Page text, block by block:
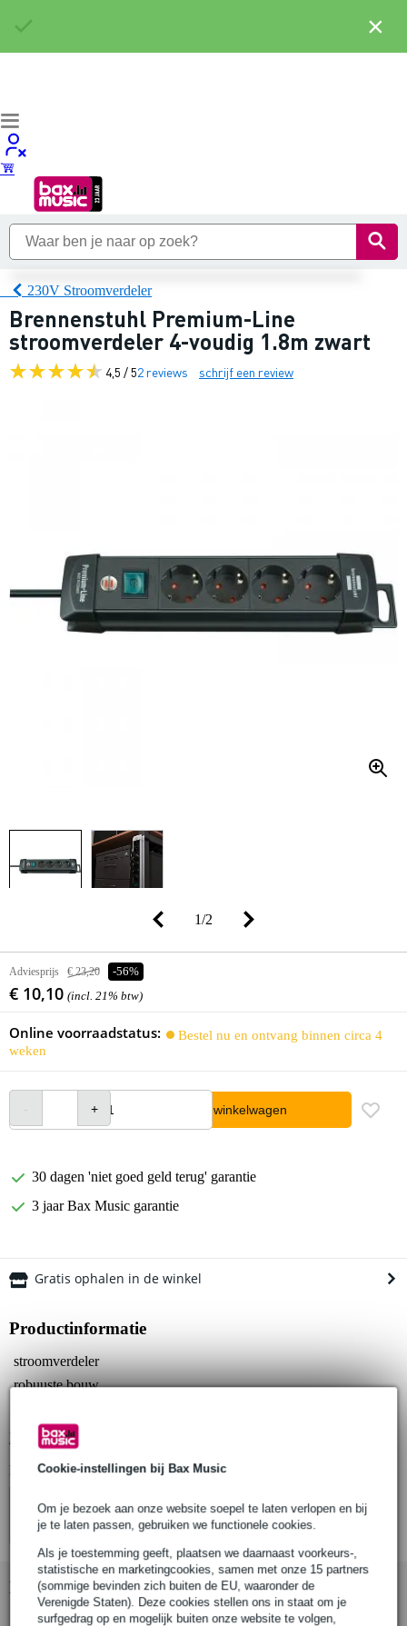
Cookie-instellingen bij Bax Music
Om je bezoek aan onze website soepel te laten verlopen en bij
je te laten passen, gebruiken we functionele cookies.
Als je toestemming geeft, plaatsen we daarnaast voorkeurs-,
statistische en marketingcookies, samen met onze 15 partners
(sommige bevinden zich buiten de EU, waaronder de
Verenigde Staten). Deze cookies stellen ons in staat om je
surfgedrag op en mogelijk buiten onze website te volgen,
230V Stroomverdeler
Brennenstuhl Premium-Line
stroomverdeler 4-voudig 1.8m zwart
4,5 / 52 reviews schrijf een review
1/2
Adviesprijs € 23,20 -56%
€ 10,10 (incl. 21% btw)
Online voorraadstatus:
Bestel nu en ontvang binnen circa 4
weken
In winkelwagen
30 dagen 'niet goed geld terug' garantie
3 jaar Bax Music garantie
Gratis ophalen in de winkel
Productinformatie
stroomverdeler
robuuste bouw
Bekijk alle productspecificaties
Bekijk ook eens (4)
Bekijk ook eens (6)
×